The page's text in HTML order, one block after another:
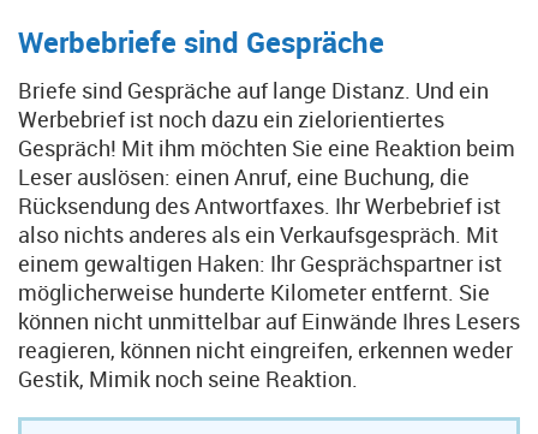
Werbebriefe sind Gespräche
Briefe sind Gespräche auf lange Distanz. Und ein
Werbebrief ist noch dazu ein zielorientiertes
Gespräch! Mit ihm möchten Sie eine Reaktion beim
Leser auslösen: einen Anruf, eine Buchung, die
Rücksendung des Antwortfaxes. Ihr Werbebrief ist
also nichts anderes als ein Verkaufsgespräch. Mit
einem gewaltigen Haken: Ihr Gesprächspartner ist
möglicherweise hunderte Kilometer entfernt. Sie
können nicht unmittelbar auf Einwände Ihres Lesers
reagieren, können nicht eingreifen, erkennen weder
Gestik, Mimik noch seine Reaktion.